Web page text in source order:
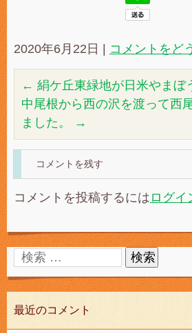
2020年6月22日 コメントをど
← 絹ケ丘東緑地が日米やまぼ
中尾根から西の沢を渡って西
ました。
→
コメントを残す
コメントを投稿するには ログイ
最近のコメント